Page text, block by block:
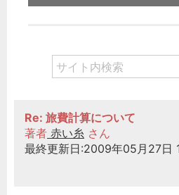
Re: 旅費計算について
著者 赤い糸 さん
最終更新日:2009年05月27日